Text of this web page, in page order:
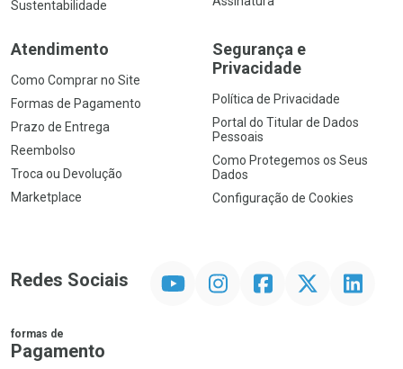
Sustentabilidade
Atendimento
Como Comprar no Site
Formas de Pagamento
Prazo de Entrega
Reembolso
Troca ou Devolução
Marketplace
Segurança e
Privacidade
Política de Privacidade
Portal do Titular de Dados
Pessoais
Como Protegemos os Seus
Dados
Configuração de Cookies
Redes Sociais InstagramFacebookTwitter Linkedin
formas de
Pagamento